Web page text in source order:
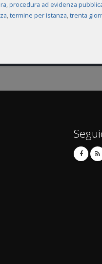
,procedura ad evidenza
,termine per istanza,trenta